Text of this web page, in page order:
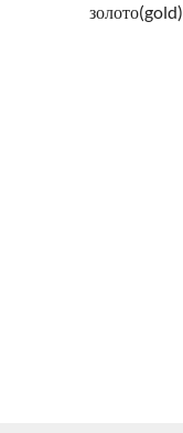
золото(gold)